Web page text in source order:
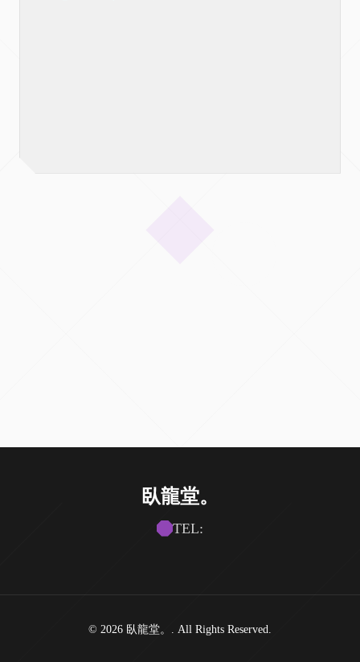
臥龍堂。
TEL:
© 2026 臥龍堂。. All Rights Reserved.